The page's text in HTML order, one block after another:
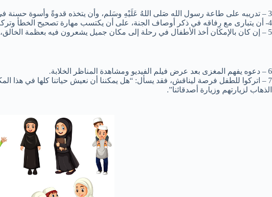
3 – تدريبه على طاعة رسول الله صَلى اللهُ عَلَيْهِ وسَلم، وأن يتخذه قدوةً وأسوة حسنة في أقواله وأفعاله وعليه أن يعي، أن ثواب الاقتداء بسنة رسول الله صَلى اللهُ عَلَيْهِ وسَلم هو الدخول إلى الجنة،
4- أن يتبارى مع رِفاقه في ذكر أوصاف الجنة، على أن يكتسب مهارة تصحيح الخطأ وتركه
5 – إن كان بالإمكان أخذ الأطفال في رحلة إلى مكان جميل يشعرون فيه بعظمة الخالق، أو تصوير هذا المشهد من خلال فيلم فيديو على اليوتيوب.
6 – دعوه يفهم المغزى بعد عرض فيلم الفيديو ومشاهدة المناظر الخلابة.
7 – اتركوا للطفل فرصة ليناقش، فقد يسأل: “هل يمكننا أن نعيش حياتنا كلها في
الذهاب لزيارتهم وزيارة أصدقائنا”.